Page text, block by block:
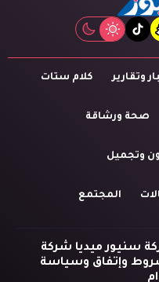
tiktok
وتقارير كلام ستات
صحة ورشاقة
وتجميل
المجتمع
سنيور ميديا شركة
وإتفاق وسياسة